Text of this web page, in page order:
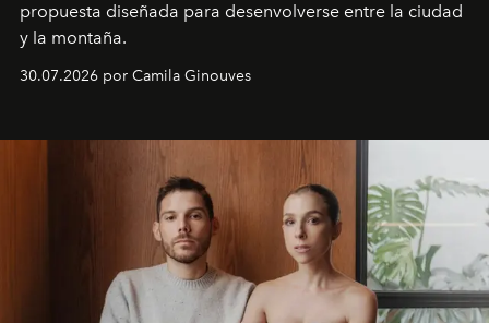
propuesta diseñada para desenvolverse entre la ciudad
y la montaña.
30.07.2026 por Camila Ginouves